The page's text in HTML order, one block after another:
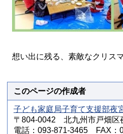
想い出に残る、素敵なクリス
このページの作成者
子ども家庭局子育て支援部夜
〒804-0042 北九州市戸畑区
電話：093-871-3465 FAX：